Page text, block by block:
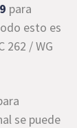
para
esto es
262 / WG
se puede